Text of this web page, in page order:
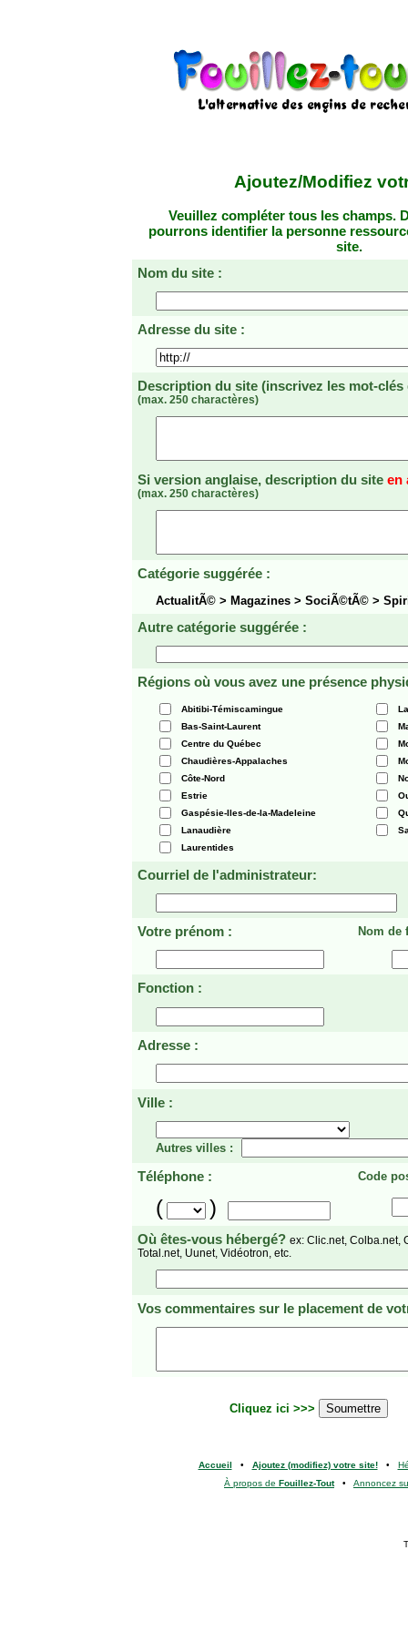
Ajoutez/Modifiez
Veuillez compléter tous les champs.
pourrons identifier la personne
site.
Nom du site :
Adresse du site :
Description du site (inscrivez les mot-
(max. 250 charactères)
Si version anglaise, description du site en
(max. 250 charactères)
Catégorie suggérée :
ActualitÃ© > Magazines > SociÃ©tÃ© >
Autre catégorie suggérée :
Régions où vous avez une présence
Abitibi-Témiscamingue
Bas-Saint-Laurent
Centre du Québec
Chaudières-Appalaches
Côte-Nord
Estrie
Gaspésie-Iles-de-la-Madeleine
Lanaudière
Laurentides
Courriel de l'administrateur:
Votre prénom : Nom de
Fonction :
Adresse :
Ville :
Autres villes :
Téléphone : Code
( )
Où êtes-vous hébergé? ex: Clic.net, Colba.net,
Total.net, Uunet, Vidéotron, etc.
Vos commentaires sur le placement de
Cliquez ici >>>
Accueil • Ajoutez (modifiez) votre site!•
À propos de Fouillez-Tout• Annoncez